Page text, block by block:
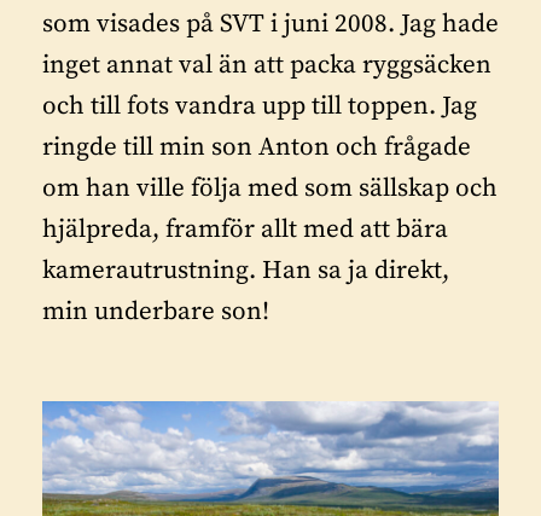
som visades på SVT i juni 2008. Jag hade
inget annat val än att packa ryggsäcken
och till fots vandra upp till toppen. Jag
ringde till min son Anton och frågade
om han ville följa med som sällskap och
hjälpreda, framför allt med att bära
kamerautrustning. Han sa ja direkt,
min underbare son!